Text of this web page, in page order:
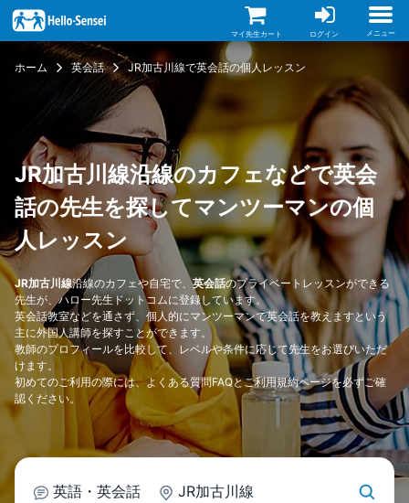
イ
ン
コ
マイ先生カート ログイン メニュー
ホーム 英会話 JR加古川線で英会話の個人レッスン
JR加古川線沿線のカフェなどで英会
話の先生を探してマンツーマンの個
人レッスン
JR加古川線沿線のカフェや自宅で、英会話のプライベートレッスンができる
先生が、ハロー先生ドットコムに登録しています。
英会話教室などを通さず、個人的にマンツーマンで英会話を教えますという
主に外国人講師を探すことができます。
教師のプロフィールを比較して、レベルや条件に応じて先生をお選びいただ
けます。
初めてのご利用の際には、 よくある質問FAQとご利用規約ページを必ずご確
認ください。
英語・英会話 JR加古川線